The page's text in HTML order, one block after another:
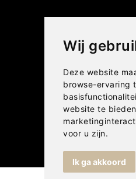
Wij
Deze website
browse-ervaring
website te bieden
voor u zijn.
Ik ga akkoord